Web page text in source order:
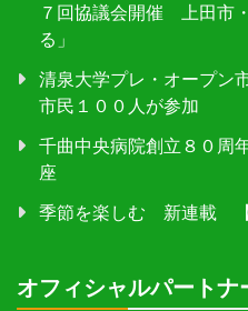
７回協議会開催 上田市
る」
清泉大学プレ・オープ
市民１００人が参加
千曲中央病院創立８０
座
季節を楽しむ 新連載 【
オフィシャルパートナ